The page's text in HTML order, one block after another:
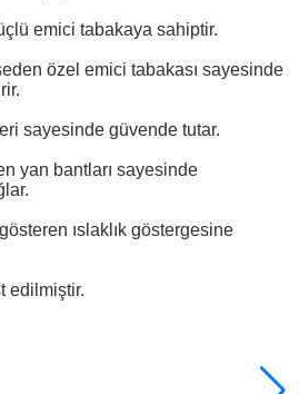
emici tabakaya sahiptir.
özel emici tabakası sayesinde
sayesinde güvende tutar.
yan bantları sayesinde
ıslaklık göstergesine
edilmiştir.